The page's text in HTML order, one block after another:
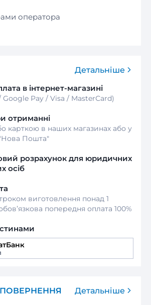
оператора
Детальніше
в інтернет-магазині
Google Pay / Visa / MasterСard)
отриманні
карткою в наших магазинах або у
"Нова Пошта"
розрахунок для юридичних
осіб
виготовлення понад 1
попередня оплата 100%
ПОВЕРНЕННЯ Детальніше